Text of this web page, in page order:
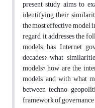
present study aims to
identifying their
the most effective model
regard, it addresses the
models has Internet
decades? what
models? how are the
models, and with what
between techno-
framework of